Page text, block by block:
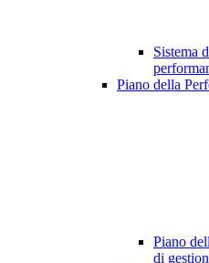
Sistema
Piano della
Piano
di